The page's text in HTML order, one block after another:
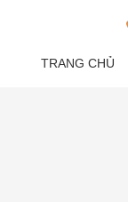
TRANG CHỦ